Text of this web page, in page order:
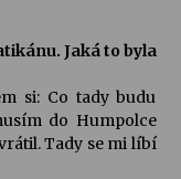
Rufus Miller
Jaká to byla
si: Co tady budu
do Humpolce
Tady se mi líbí